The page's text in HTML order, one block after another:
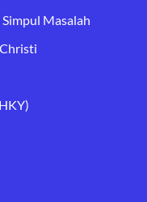
Masalah